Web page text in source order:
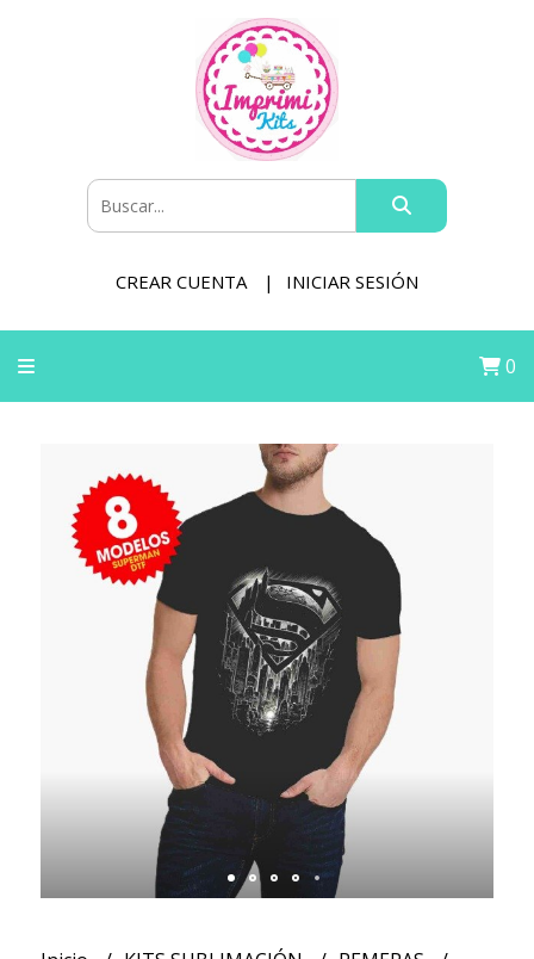
CREAR CUENTA INICIAR SESIÓN
0